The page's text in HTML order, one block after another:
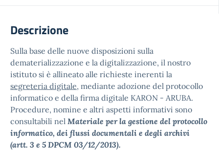
Descrizione
Sulla base delle nuove disposizioni sulla
dematerializzazione e la digitalizzazione, il nostro
istituto si è allineato alle richieste inerenti la
segreteria digitale, mediante adozione del protocollo
informatico e della firma digitale KARON - ARUBA.
Procedure, nomine e altri aspetti informativi sono
consultabili nel Materiale per la gestione del protocollo
informatico, dei flussi documentali e degli archivi
(artt. 3 e 5 DPCM 03/12/2013).